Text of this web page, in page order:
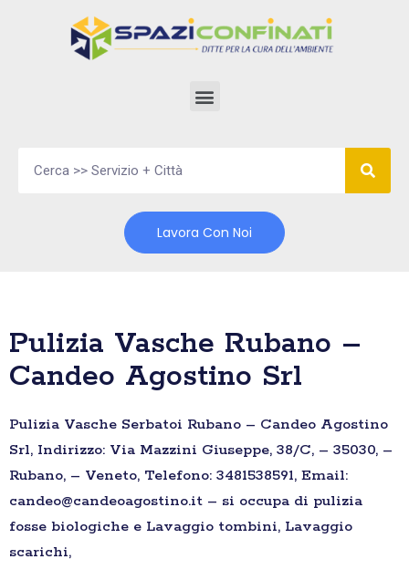
Lavora Con Noi
Pulizia Vasche Rubano –
Candeo Agostino Srl
Pulizia Vasche Serbatoi Rubano – Candeo Agostino
Srl, Indirizzo: Via Mazzini Giuseppe, 38/C, – 35030, –
Rubano, – Veneto, Telefono: 3481538591, Email:
candeo@candeoagostino.it – si occupa di pulizia
fosse biologiche e Lavaggio tombini, Lavaggio
scarichi,